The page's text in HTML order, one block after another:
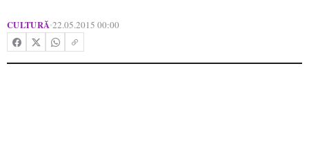
CULTURĂ•22.05.2015 00:00